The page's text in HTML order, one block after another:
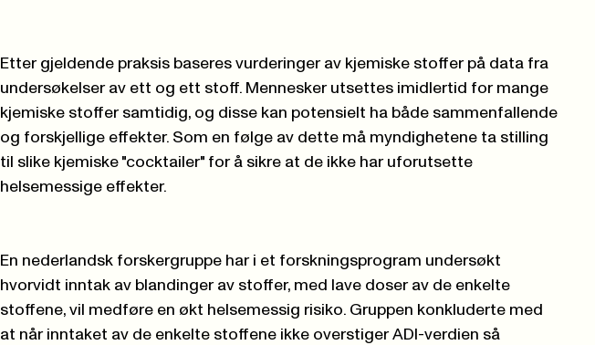
Etter gjeldende praksis baseres vurderinger av kjemiske stoffer på data fra
undersøkelser av ett og ett stoff. Mennesker utsettes imidlertid for mange
kjemiske stoffer samtidig, og disse kan potensielt ha både sammenfallende
og forskjellige effekter. Som en følge av dette må myndighetene ta stilling
til slike kjemiske "cocktailer" for å sikre at de ikke har uforutsette
helsemessige effekter.
En nederlandsk forskergruppe har i et forskningsprogram undersøkt
hvorvidt inntak av blandinger av stoffer, med lave doser av de enkelte
stoffene, vil medføre en økt helsemessig risiko. Gruppen konkluderte med
at når inntaket av de enkelte stoffene ikke overstiger ADI-verdien så